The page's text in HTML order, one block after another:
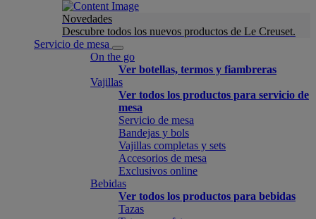
Novedades
Descubre todos los nuevos productos de Le Creuset.
Servicio de mesa
On the go
Ver botellas, termos y fiambreras
Vajillas
Ver todos los productos para servicio de
mesa
Servicio de mesa
Bandejas y bols
Vajillas completas y sets
Accesorios de mesa
Exclusivos online
Bebidas
Ver todos los productos para bebidas
Tazas